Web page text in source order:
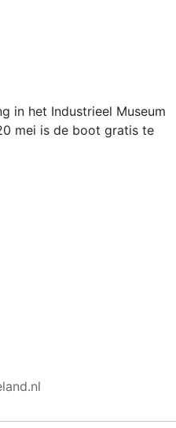
in het Industrieel Museum
mei is de boot gratis te